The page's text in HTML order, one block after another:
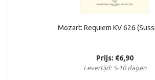
Mozart: Requiem KV 626
Prijs: €6,90
Levertijd: 5-10 dagen